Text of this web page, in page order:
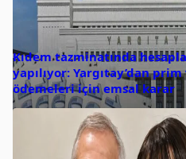
Kıdem tazminatında
yapılıyor: Yargıtay’dan
ödemeleri için emsal karar